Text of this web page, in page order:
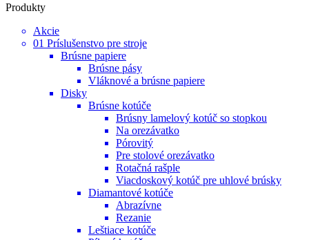
Produkty
Akcie
01 Príslušenstvo pre stroje
Brúsne papiere
Brúsne pásy
Vláknové a brúsne papiere
Disky
Brúsne kotúče
Brúsny lamelový kotúč so stopkou
Na orezávatko
Pórovitý
Pre stolové orezávatko
Rotačná rašple
Viacdoskový kotúč pre uhlové brúsky
Diamantové kotúče
Abrazívne
Rezanie
Leštiace kotúče